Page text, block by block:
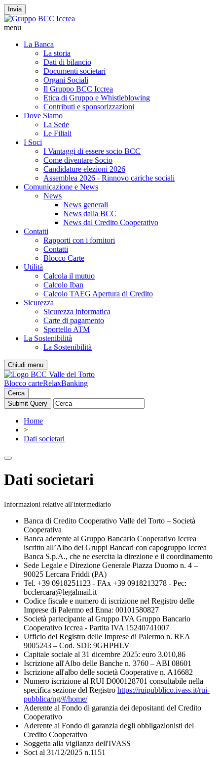
Invia
menu
La Banca
La storia
Dati di bilancio
Documenti societari
Organi Sociali
Il Gruppo BCC Iccrea
Etica di Gruppo e Whistleblowing
Contributi e sponsorizzazioni
Dove Siamo
La Sede
Le Filiali
I Soci
I Vantaggi di essere socio BCC
Come diventare Socio
Candidature elezioni 2026
Assemblea 2026 - Rinnovo cariche sociali
Comunicazione e News
News
News generali
News dalla BCC
News dal Credito Cooperativo
Contatti
Rapporti con i fornitori
Contatti
Blocco Carte
Utilità
Calcola il mutuo
Calcolo Iban
Calcolo TAEG Apertura di Credito
Sicurezza
Sicurezza informatica
Carte di pagamento
Sportello ATM
La Sostenibilità
La Sostenibilità
Chiudi menu
Blocco carteRelaxBanking
Cerca
Home
>
Dati societari
Dati societari
Informazioni relative all'intermediario
Banca di Credito Cooperativo Valle del Torto – Società
Cooperativa
Banca aderente al Gruppo Bancario Cooperativo Iccrea
iscritto all’Albo dei Gruppi Bancari con capogruppo Iccrea
Banca S.p.A., che ne esercita la direzione e il coordinamento
Sede Legale e Direzione Generale Piazza Duomo n. 4 –
90025 Lercara Friddi (PA)
Tel. +39 0918251123 - FAx +39 0918213278 - Pec:
bcclercara@legalmail.it
Codice fiscale e numero di iscrizione nel Registro delle
Imprese di Palermo ed Enna: 00101580827
Società partecipante al Gruppo IVA Gruppo Bancario
Cooperativo Iccrea - Partita IVA 15240741007
Ufficio del Registro delle Imprese di Palermo n. REA
9005243 – Cod. SDI: 9GHPHLV
Capitale sociale al 31 dicembre 2025: euro 3.010,86
Iscrizione all'Albo delle Banche n. 3760 – ABI 08601
Iscrizione all'albo delle società Cooperative n. A16682
Numero iscrizione al RUI D000128701 consultabile nella
specifica sezione del Registro https://ruipubblico.ivass.it/rui-
pubblica/ng/#/home/
Aderente al Fondo di garanzia dei depositanti del Credito
Cooperativo
Aderente al Fondo di garanzia degli obbligazionisti del
Credito Cooperativo
Soggetta alla vigilanza dell'IVASS
Soci al 31/12/2025 n.1151